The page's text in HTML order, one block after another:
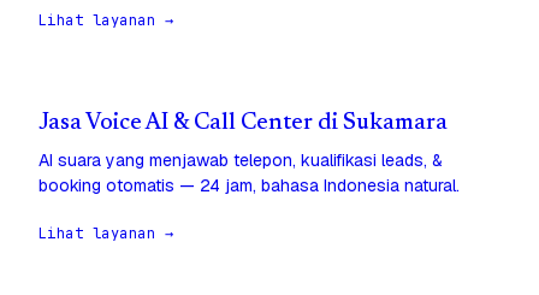
Lihat layanan →
Jasa Voice AI & Call Center di Sukamara
AI suara yang menjawab telepon, kualifikasi leads, &
booking otomatis — 24 jam, bahasa Indonesia natural.
Lihat layanan →